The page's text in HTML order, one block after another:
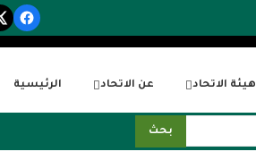
الرئيسية عن الاتحاد هيئة الاتحاد
بحث